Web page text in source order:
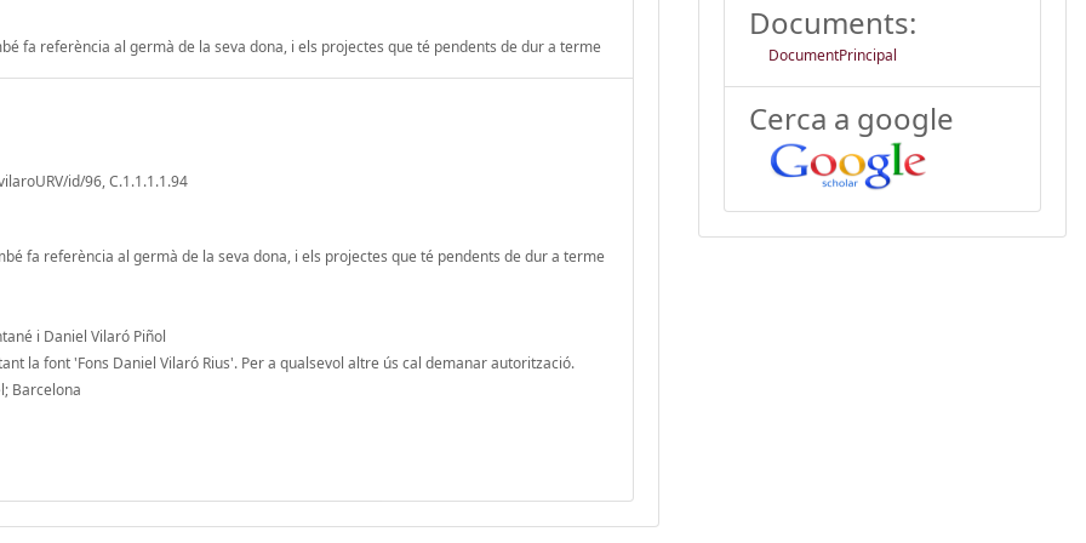
fa referència al germà de la seva dona, i els projectes que té pendents de dur a terme
id/96, C.1.1.1.1.94
fa referència al germà de la seva dona, i els projectes que té pendents de dur a terme
i Daniel Vilaró Piñol
la font 'Fons Daniel Vilaró Rius'. Per a qualsevol altre ús cal demanar autorització.
Barcelona
Documents:
DocumentPrincipal
Cerca a google